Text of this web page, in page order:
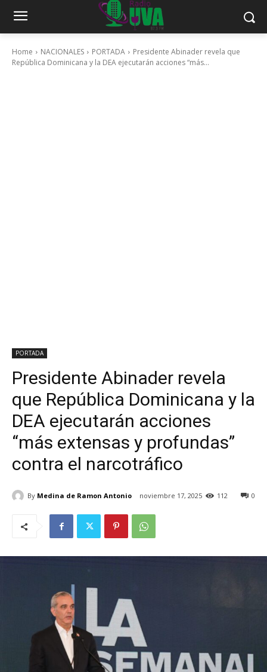
Home NACIONALES PORTADA
Presidente Abinader revela que
República Dominicana y la DEA ejecutarán acciones “más...
PORTADA
Presidente Abinader revela
que República Dominicana y la
DEA ejecutarán acciones
“más extensas y profundas”
contra el narcotráfico
By Medina de Ramon Antonio noviembre 17, 2025 0
112